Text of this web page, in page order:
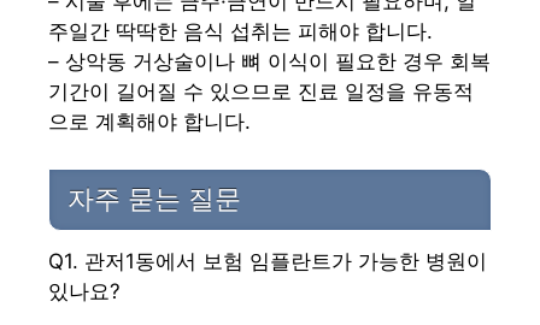
주일간 딱딱한 음식 섭취는 피해야 합니다.
– 상악동 거상술이나 뼈 이식이 필요한 경우 회복
기간이 길어질 수 있으므로 진료 일정을 유동적
으로 계획해야 합니다.
자주 묻는 질문
Q1. 관저1동에서 보험 임플란트가 가능한 병원이
있나요?